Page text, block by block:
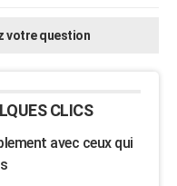
votre question
CLICS
avec ceux qui